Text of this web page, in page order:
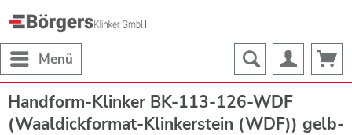
Menü
Handform-Klinker BK-113-126-WDF
(Waaldickformat-Klinkerstein (WDF)) gelb-